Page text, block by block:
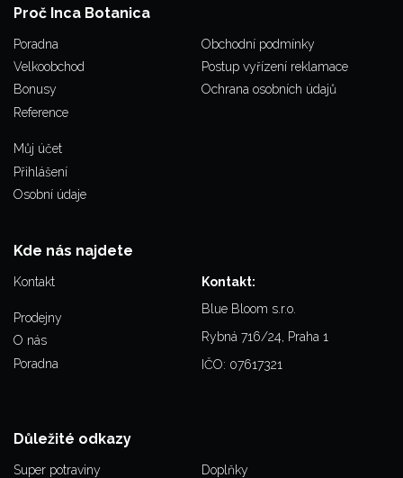
Proč Inca Botanica
Poradna
Velkoobchod
Bonusy
Reference
Obchodní podmínky
Postup vyřízení reklamace
Ochrana osobních údajů
Můj účet
Přihlášení
Osobní údaje
Kde nás najdete
Kontakt
Prodejny
O nás
Poradna
Kontakt:
Blue Bloom s.r.o.
Rybná 716/24, Praha 1
IČO: 07617321
Důležité odkazy
Super potraviny
Doplňky